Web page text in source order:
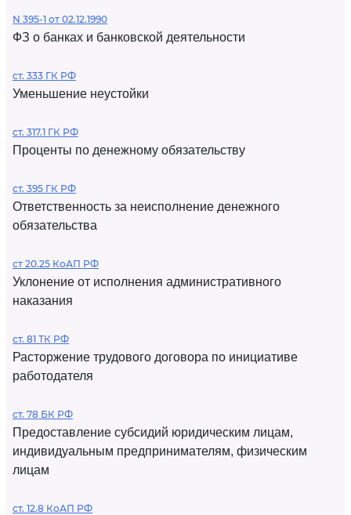
N 395-1 от 02.12.1990
ФЗ о банках и банковской деятельности
ст. 333 ГК РФ
Уменьшение неустойки
ст. 317.1 ГК РФ
Проценты по денежному обязательству
ст. 395 ГК РФ
Ответственность за неисполнение денежного
обязательства
ст 20.25 КоАП РФ
Уклонение от исполнения административного
наказания
ст. 81 ТК РФ
Расторжение трудового договора по инициативе
работодателя
ст. 78 БК РФ
Предоставление субсидий юридическим лицам,
индивидуальным предпринимателям, физическим
лицам
ст. 12.8 КоАП РФ